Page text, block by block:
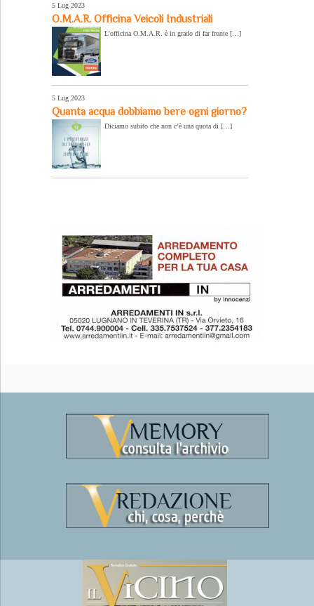
5 Lug 2023
O.M.A.R. Officina Veicoli Industriali
L’officina O.M.A.R. è in grado di far fronte […]
5 Lug 2023
Quanta acqua dobbiamo bere ogni giorno?
Diciamo subito che non c’è una quota di […]